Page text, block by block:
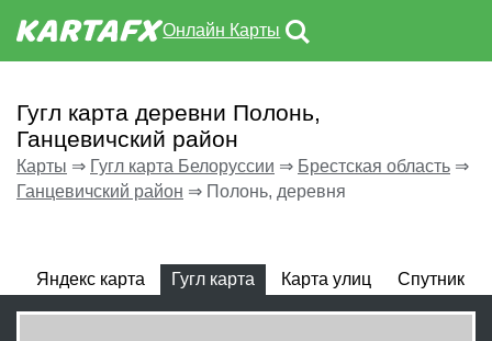
Онлайн Карты
Гугл карта деревни Полонь,
Ганцевичский район
Карты ⇒ Гугл карта Белоруссии ⇒ Брестская область ⇒
Ганцевичский район ⇒ Полонь, деревня
Яндекс карта Гугл карта Карта улиц Спутник